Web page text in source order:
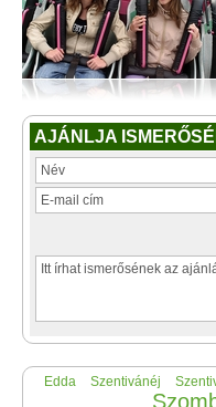
AJÁNLJA
Edda Szentivánéj